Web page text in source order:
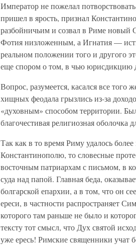
Император не пожелал
пришел в ярость, признал
разбойничьим и созвал в Риме новый
Фотия низложенным, а Игнатия —
реальном положении того и другого
еще спором о том, в чью юрисдикцию
Вопрос, разумеется, касался все
хищных феодала грызлись из-за
«духовным» способом территории.
благочестивая религиозная оболочка
Так как в то время Риму удалось
Константинополю, то словесные
восточным патриархам с письмом, в
суда над папой. Главная беда,
болгарской епархии, а в том, что он
ереси, в частности распространяет
которого там раньше не было и
тексту тот смысл, что Дух святой
уже ересь! Римские священники учат